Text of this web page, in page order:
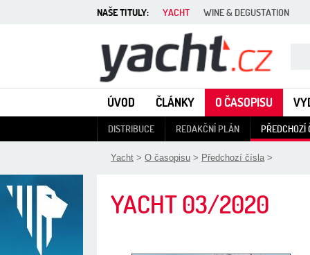
Yacht - Časopis o lodích
ÚVOD ČLÁNKY O ČASOPISU
DISTRIBUCE REDAKČNÍ PLÁN PŘEDCHOZÍ
Yacht > O časopisu > Předchozí čísla>
YACHT03/2020
NAŠE TITULY: YACHT WINE & DEGUSTATION